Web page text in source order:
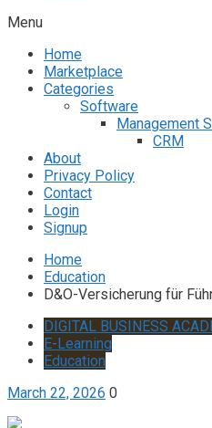
Menu
Home
Marketplace
Categories
Software
Management
CRM
About
Privacy Policy
Contact
Login
Signup
Home
Education
D&O-Versicherung für
DIGITAL BUSINESS
E-Learning
Education
March 22, 2026 0